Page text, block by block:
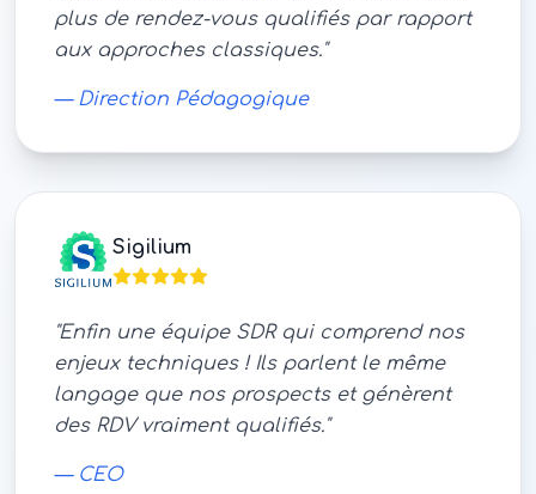
plus de rendez-vous qualifiés par rapport
aux approches classiques."
— Direction Pédagogique
Sigilium
"Enfin une équipe SDR qui comprend nos
enjeux techniques ! Ils parlent le même
langage que nos prospects et génèrent
des RDV vraiment qualifiés."
— CEO